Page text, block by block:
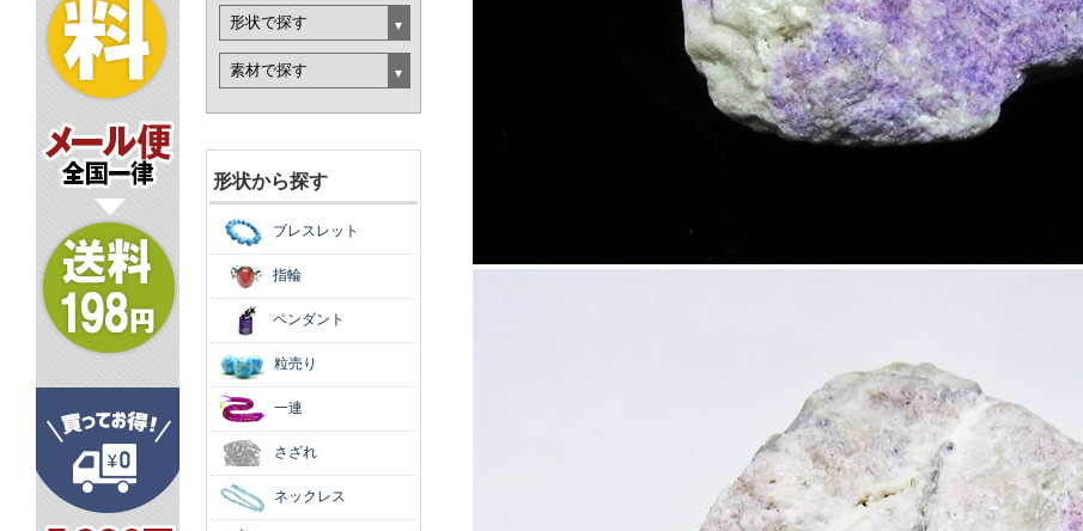
形状から探す
ブレスレット
指輪
ペンダント
粒売り
一連
さざれ
ネックレス